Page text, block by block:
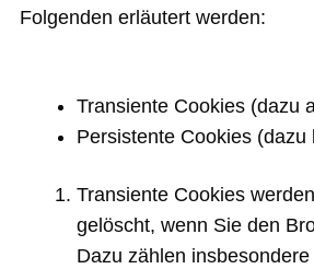
Folgenden erläutert werden:
Transiente Cookies (dazu
Persistente Cookies (dazu
Transiente Cookies
gelöscht, wenn Sie den
Dazu zählen